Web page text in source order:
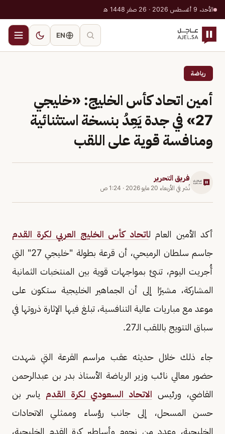
الأحد، 9 أغسطس 2026 · 26 صفر 1448 هـ
EN
رياضة
أمين اتحاد كأس الخليج: «خليجي
27» في جدة يَعِدُ بنسخة استثنائية
ومنافسة قوية على اللقب
فريق التحرير
نُشر في الأربعاء 20 مايو 2026 · 1:24 ص
أكد الأمين العام لاتحاد كأس الخليج العربي لكرة القدم
جاسم سلطان الرميحي، أن قرعة بطولة "خليجي 27" التي
أُجريت اليوم، تنبئ بمواجهات قوية بين المنتخبات الثمانية
المشاركة، مشيرًا إلى أن الجماهير الخليجية ستكون على
موعد مع مباريات عالية التنافسية، تبلغ فيها الإثارة ذروتها في
سباق التتويج باللقب الـ27.
جاء ذلك خلال حديثه عقب مراسم القرعة التي شهدت
حضور معالي نائب وزير الرياضة الأستاذ بدر بن عبدالرحمن
القاضي، ورئيس الاتحاد السعودي لكرة القدم ياسر بن
حسن المسحل، إلى جانب رؤساء وممثلي الاتحادات
الخليجية، وعدد من نجوم وأساطير كرة القدم الخليجية،